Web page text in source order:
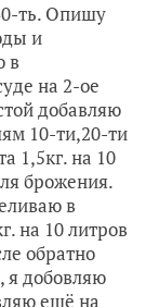
ть. Опишу
и
в
на 2-ое
добавляю
10-ти,20-ти
1,5кг. на 10
брожения.
в
на 10 литров
обратно
я добовляю
ещё на